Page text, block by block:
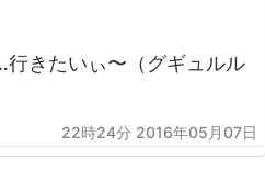
きたいぃ〜（グギュルル
22時24分 2016年05月07日